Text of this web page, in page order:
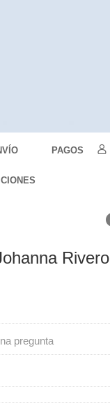
PAGOS
Rivero
pregunta